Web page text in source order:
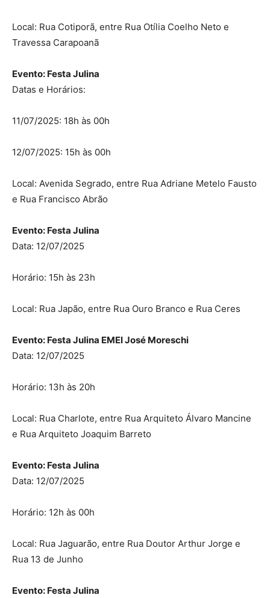
Local: Rua Cotiporã, entre Rua Otília Coelho Neto e
Travessa Carapoanã
Evento: Festa Julina
Datas e Horários:
11/07/2025: 18h às 00h
12/07/2025: 15h às 00h
Local: Avenida Segrado, entre Rua Adriane Metelo Fausto
e Rua Francisco Abrão
Evento: Festa Julina
Data: 12/07/2025
Horário: 15h às 23h
Local: Rua Japão, entre Rua Ouro Branco e Rua Ceres
Evento: Festa Julina EMEI José Moreschi
Data: 12/07/2025
Horário: 13h às 20h
Local: Rua Charlote, entre Rua Arquiteto Álvaro Mancine
e Rua Arquiteto Joaquim Barreto
Evento: Festa Julina
Data: 12/07/2025
Horário: 12h às 00h
Local: Rua Jaguarão, entre Rua Doutor Arthur Jorge e
Rua 13 de Junho
Evento: Festa Julina